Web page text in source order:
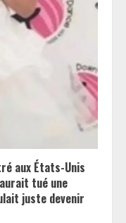
aux États-Unis
tué une
juste devenir